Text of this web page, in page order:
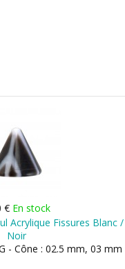
€ En stock
Acrylique Fissures Blanc /
Noir
- Cône : 02.5 mm, 03 mm